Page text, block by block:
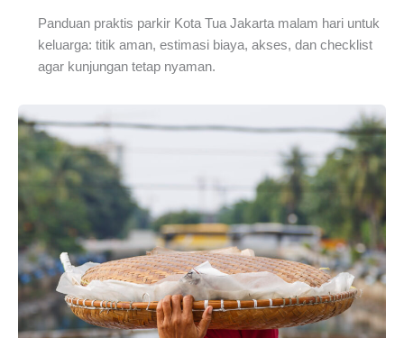
Panduan praktis parkir Kota Tua Jakarta malam hari untuk
keluarga: titik aman, estimasi biaya, akses, dan checklist
agar kunjungan tetap nyaman.